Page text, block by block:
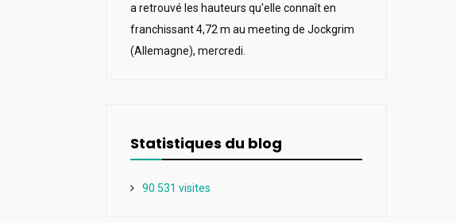
a retrouvé les hauteurs qu'elle connaît en
franchissant 4,72 m au meeting de Jockgrim
(Allemagne), mercredi.
Statistiques du blog
90 531 visites